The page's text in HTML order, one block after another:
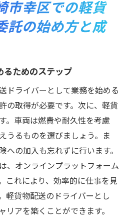
市幸区での軽貨
託の始め方と成
るためのステップ
ドライバーとして業務を始める
の取得が必要です。次に、軽貨
。車両は燃費や耐久性を考慮
うるものを選びましょう。ま
への加入も忘れずに行います。
、オンラインプラットフォーム
これにより、効率的に仕事を見
軽貨物配送のドライバーとし
リアを築くことができます。